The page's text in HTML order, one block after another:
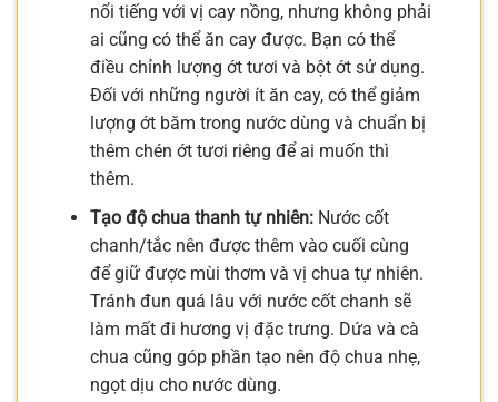
nổi tiếng với vị cay nồng, nhưng không phải
ai cũng có thể ăn cay được. Bạn có thể
điều chỉnh lượng ớt tươi và bột ớt sử dụng.
Đối với những người ít ăn cay, có thể giảm
lượng ớt băm trong nước dùng và chuẩn bị
thêm chén ớt tươi riêng để ai muốn thì
thêm.
Tạo độ chua thanh tự nhiên:Nước cốt
chanh/tắc nên được thêm vào cuối cùng
để giữ được mùi thơm và vị chua tự nhiên.
Tránh đun quá lâu với nước cốt chanh sẽ
làm mất đi hương vị đặc trưng. Dứa và cà
chua cũng góp phần tạo nên độ chua nhẹ,
ngọt dịu cho nước dùng.